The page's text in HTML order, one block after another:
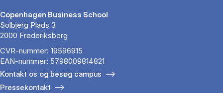
Copenhagen Business School
Solbjerg Plads 3
2000 Frederiksberg
CVR-nummer: 19596915
EAN-nummer: 5798009814821
Kontakt os og besøg campus
Pressekontakt